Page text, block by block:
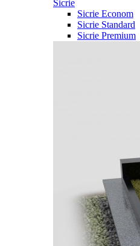
Sicrie
Sicrie Econom
Sicrie Standard
Sicrie Premium